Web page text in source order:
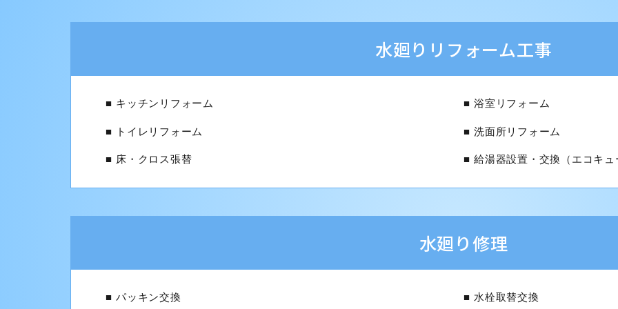
水廻りリフォーム工事
キッチンリフォーム 浴室リフォーム
トイレリフォーム 洗面所リフォーム
床・クロス張替 給湯器設置・交換（エコキュ
水廻り修理
パッキン交換 水栓取替交換